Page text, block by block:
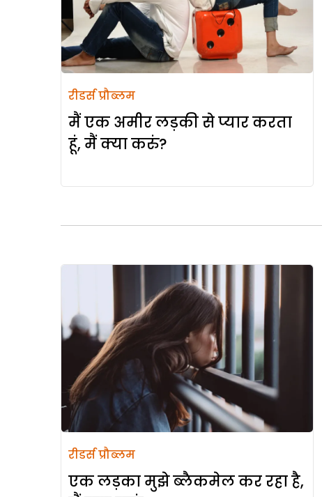
रीडर्स प्रौब्लम
मैं एक अमीर लड़की से प्यार करता
हूं, मैं क्या करुं?
रीडर्स प्रौब्लम
एक लड़का मुझे ब्लैकमेल कर रहा है,